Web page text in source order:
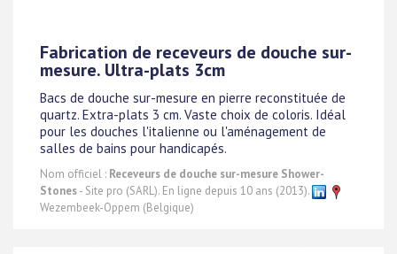
Fabrication de receveurs de douche sur-
mesure. Ultra-plats 3cm
Bacs de douche sur-mesure en pierre reconstituée de
quartz. Extra-plats 3 cm. Vaste choix de coloris. Idéal
pour les douches l'italienne ou l'aménagement de
salles de bains pour handicapés.
Nom officiel : Receveurs de douche sur-mesure Shower-
Stones- Site pro (SARL). En ligne depuis 10 ans (2013).
Wezembeek-Oppem (Belgique)